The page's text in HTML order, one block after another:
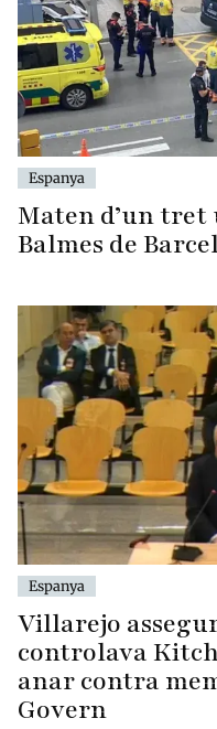
Espanya
Maten d’un
Balmes de
Espanya
Villarejo
controlava
anar contra
Govern